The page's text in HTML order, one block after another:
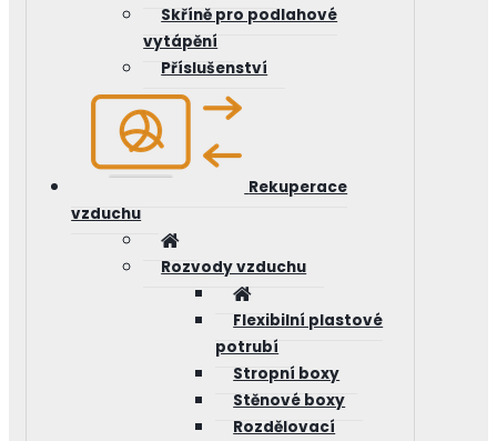
Skříně pro podlahové
vytápění
Příslušenství
Rekuperace
vzduchu
Rozvody vzduchu
Flexibilní plastové
potrubí
Stropní boxy
Stěnové boxy
Rozdělovací